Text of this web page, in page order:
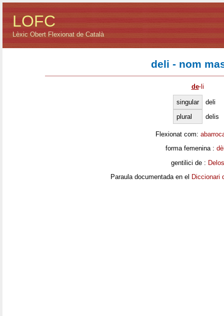
LOFC
Lèxic Obert Flexionat de Català
deli - nom
de· li
singular
deli
plural
delis
Flexionat com:
forma femenina :
gentilici de : Delos
Paraula documentada en el Diccionari